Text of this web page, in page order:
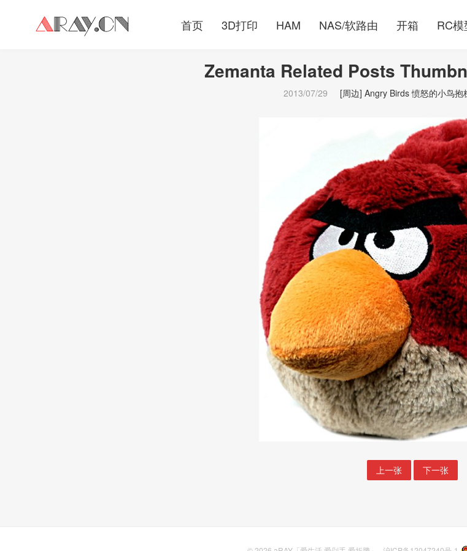
首页 3D打印 HAM NAS/软路由 开箱 RC模
Zemanta Related Posts
2013/07/29 [周边] Angry Birds 愤怒的小鸟抱
上一张 下一张